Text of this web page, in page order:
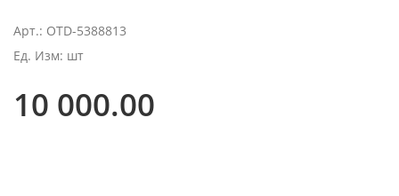
Арт.: OTD-5388813
Ед. Изм: шт
10 000.00